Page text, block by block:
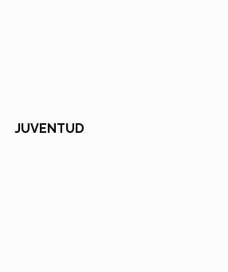
JUVENTUD